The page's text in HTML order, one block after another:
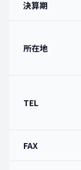
決算期
所在地
TEL
FAX